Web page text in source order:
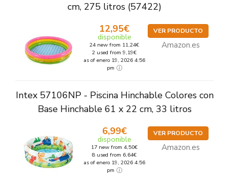
cm, 275 litros (57422)
12,95€
disponible
24 new from 11,24€
2 used from 9,19€
as of enero 19, 2026 4:56
pm
VER PRODUCTO
Amazon.es
Intex 57106NP - Piscina Hinchable Colores con
Base Hinchable 61 x 22 cm, 33 litros
6,99€
disponible
17 new from 4,50€
8 used from 6,64€
as of enero 19, 2026 4:56
pm
VER PRODUCTO
Amazon.es